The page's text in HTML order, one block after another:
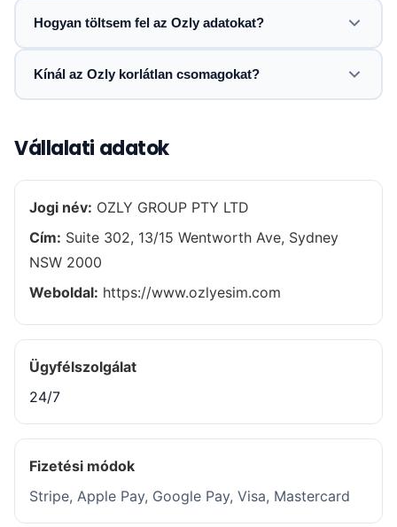
Hogyan töltsem fel az Ozly adatokat?
Kínál az Ozly korlátlan csomagokat?
Vállalati adatok
Jogi név: OZLY GROUP PTY LTD
Cím: Suite 302, 13/15 Wentworth Ave, Sydney
NSW 2000
Weboldal: https://www.ozlyesim.com
Ügyfélszolgálat
24/7
Fizetési módok
Stripe, Apple Pay, Google Pay, Visa, Mastercard